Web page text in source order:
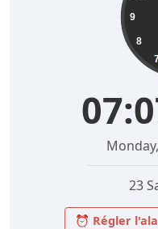
8
9
23
⏰ Régler